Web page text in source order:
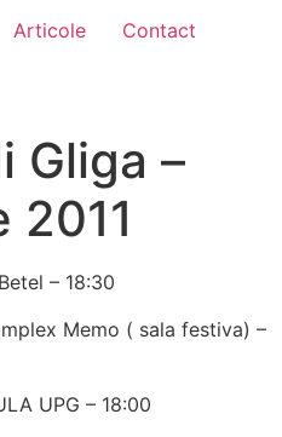
Articole
Contact
Gliga –
2011
– 18:30
Memo ( sala festiva) –
UPG – 18:00